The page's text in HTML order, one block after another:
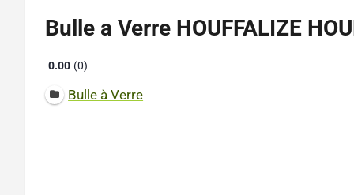
Bulle a Verre HOUFFALIZE
0.00 0
Bulle à Verre